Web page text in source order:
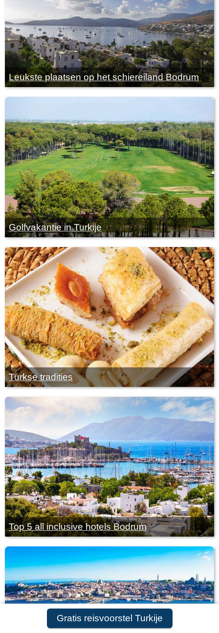
Gratis reisvoorstel Turkije
Leukste plaatsen op het schiereiland Bodrum
Golfvakantie in Turkije
Turkse tradities
Top 5 all inclusive hotels Bodrum